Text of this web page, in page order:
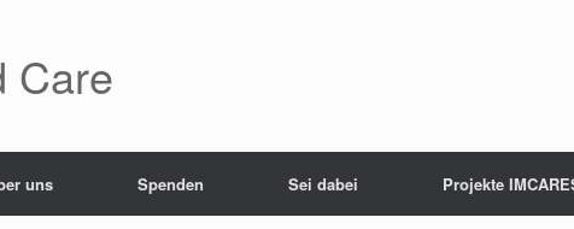
Care
uns Spenden Sei dabei Projekte